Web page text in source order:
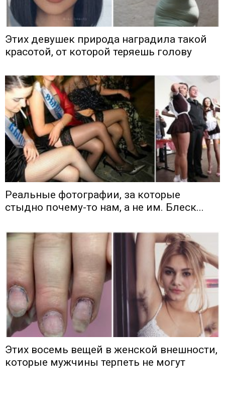
Этих девушек природа наградила такой
красотой, от которой теряешь голову
Реальные фотографии, за которые
стыдно почему-то нам, а не им. Блеск...
Этих восемь вещей в женской внешности,
которые мужчины терпеть не могут